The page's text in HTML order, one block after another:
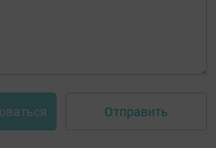
Отправить